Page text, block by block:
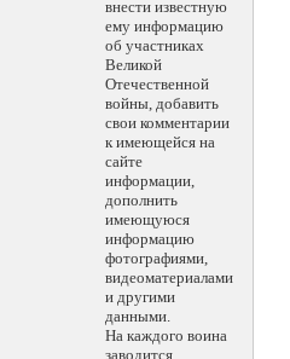
внести известную
ему информацию
об участниках
Великой
Отечественной
войны, добавить
свои комментарии
к имеющейся на
сайте
информации,
дополнить
имеющуюся
информацию
фотографиями,
видеоматериалами
и другими
данными.
На каждого воина
заводится